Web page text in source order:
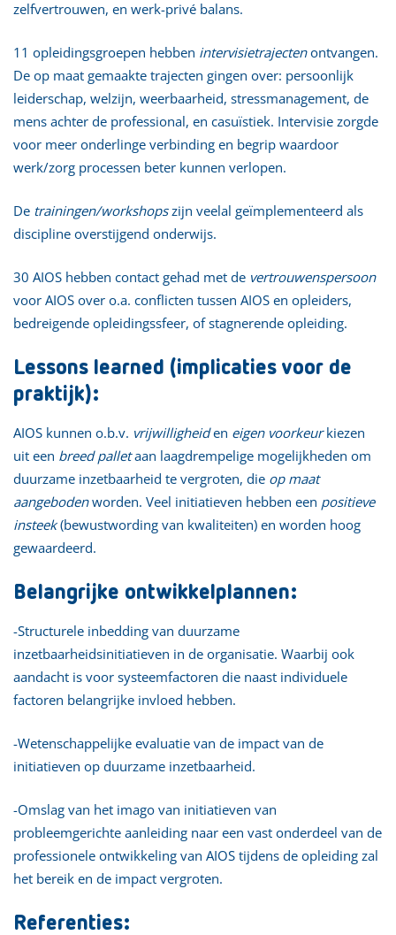
zelfvertrouwen, en werk-privé balans.
11 opleidingsgroepen hebben intervisietrajectenontvangen.
De op maat gemaakte trajecten gingen over: persoonlijk
leiderschap, welzijn, weerbaarheid, stressmanagement, de
mens achter de professional, en casuïstiek. Intervisie zorgde
voor meer onderlinge verbinding en begrip waardoor
werk/zorg processen beter kunnen verlopen.
De trainingen/workshopszijn veelal geïmplementeerd als
discipline overstijgend onderwijs.
30 AIOS hebben contact gehad met de vertrouwenspersoon
voor AIOS over o.a. conflicten tussen AIOS en opleiders,
bedreigende opleidingssfeer, of stagnerende opleiding.
Lessons learned (implicaties voor de
praktijk):
AIOS kunnen o.b.v. vrijwilligheiden eigen voorkeurkiezen
uit een breed palletaan laagdrempelige mogelijkheden om
duurzame inzetbaarheid te vergroten, die op maat
aangebodenworden. Veel initiatieven hebben een positieve
insteek(bewustwording van kwaliteiten) en worden hoog
gewaardeerd.
Belangrijke ontwikkelplannen:
-Structurele inbedding van duurzame
inzetbaarheidsinitiatieven in de organisatie. Waarbij ook
aandacht is voor systeemfactoren die naast individuele
factoren belangrijke invloed hebben.
-Wetenschappelijke evaluatie van de impact van de
initiatieven op duurzame inzetbaarheid.
-Omslag van het imago van initiatieven van
probleemgerichte aanleiding naar een vast onderdeel van de
professionele ontwikkeling van AIOS tijdens de opleiding zal
het bereik en de impact vergroten.
Referenties: